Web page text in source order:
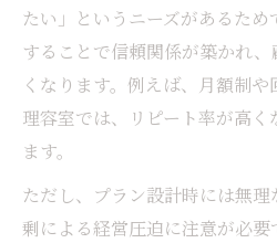
たい」というニーズがあるた
することで信頼関係が築かれ
くなります。例えば、月額制
理容室では、リピート率が高
ます。
ただし、プラン設計時には無
剰による経営圧迫に注意が必要